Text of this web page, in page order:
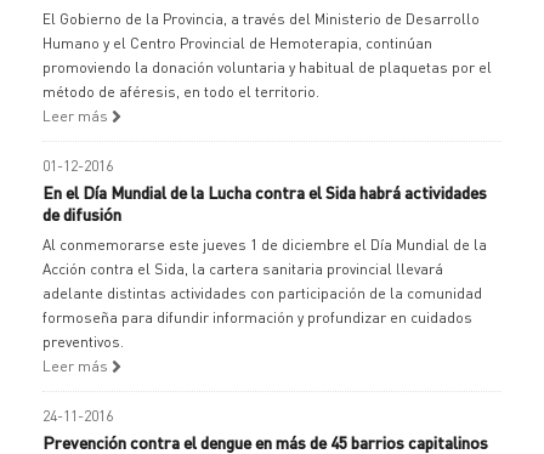
El Gobierno de la Provincia, a través del Ministerio de Desarrollo
Humano y el Centro Provincial de Hemoterapia, continúan
promoviendo la donación voluntaria y habitual de plaquetas por el
método de aféresis, en todo el territorio.
Leer más
01-12-2016
En el Día Mundial de la Lucha contra el Sida habrá actividades
de difusión
Al conmemorarse este jueves 1 de diciembre el Día Mundial de la
Acción contra el Sida, la cartera sanitaria provincial llevará
adelante distintas actividades con participación de la comunidad
formoseña para difundir información y profundizar en cuidados
preventivos.
Leer más
24-11-2016
Prevención contra el dengue en más de 45 barrios capitalinos